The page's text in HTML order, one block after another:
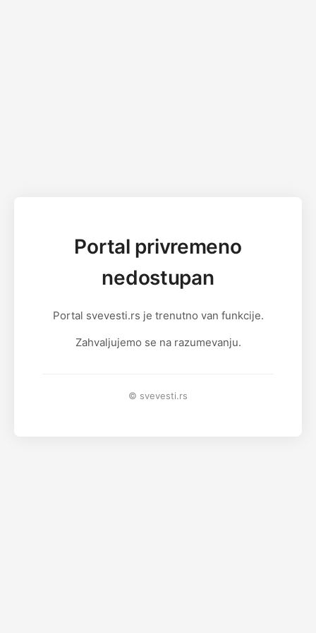
Portal privremeno
nedostupan
Portal svevesti.rs je trenutno van funkcije.
Zahvaljujemo se na razumevanju.
© svevesti.rs